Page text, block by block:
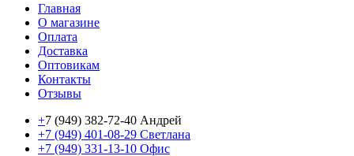
Главная
О магазине
Оплата
Доставка
Оптовикам
Контакты
Отзывы
+7 (949) 382-72-40 Андрей
+7 (949) 401-08-29 Светлана
+7 (949) 331-13-10 Офис